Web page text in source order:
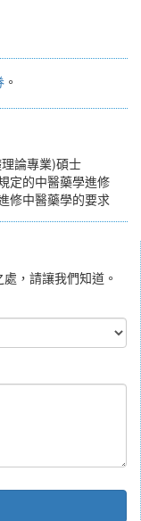
。
論專業)碩士
定的中醫藥學進修
修中醫藥學的要求
，請讓我們知道。